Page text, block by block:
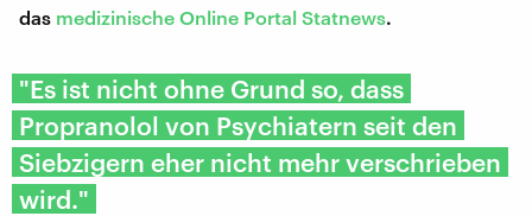
das medizinische Online Portal Statnews.
"Es ist nicht ohne Grund so, dass
Propranolol von Psychiatern seit den
Siebzigern eher nicht mehr verschrieben
wird."